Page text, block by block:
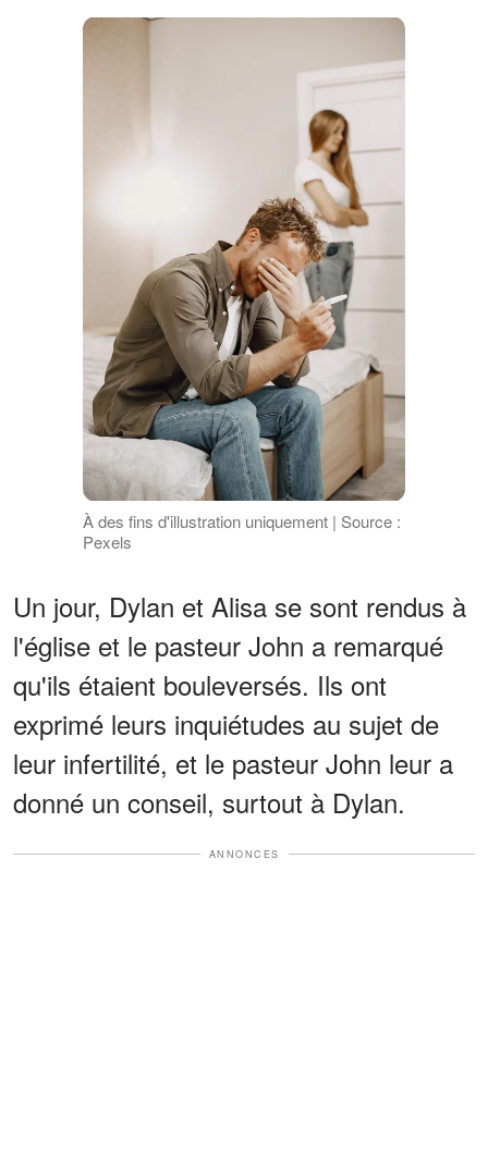
À des fins d'illustration uniquement | Source :
Pexels
Un jour, Dylan et Alisa se sont rendus à
l'église et le pasteur John a remarqué
qu'ils étaient bouleversés. Ils ont
exprimé leurs inquiétudes au sujet de
leur infertilité, et le pasteur John leur a
donné un conseil, surtout à Dylan.
ANNONCES